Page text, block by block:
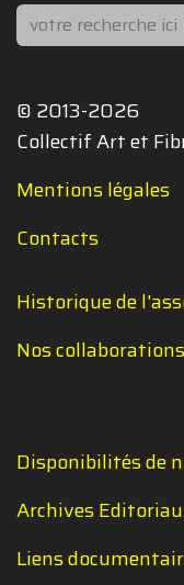
Rechercher
© 2013-2026
Collectif Art et
Mentions légales
Contacts
Historique de
Nos collaborations
Disponibilités de
Archives
Liens